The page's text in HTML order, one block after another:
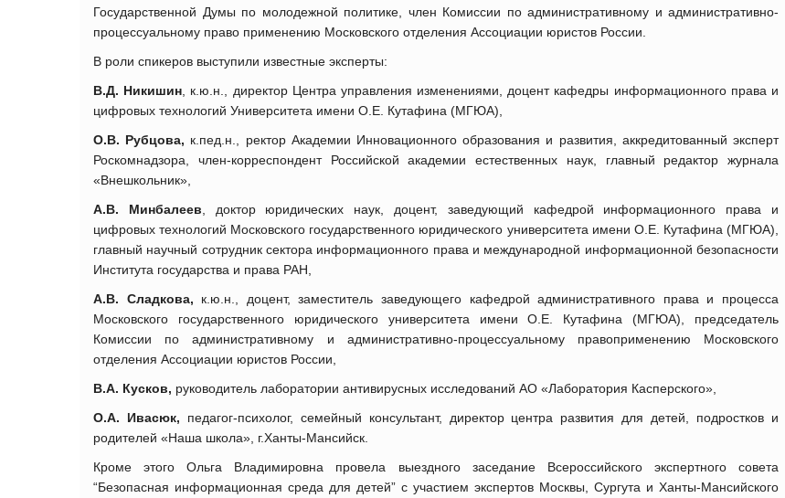
Государственной Думы по молодежной политике, член Комиссии по административному и административно-
процессуальному право применению Московского отделения Ассоциации юристов России.
В роли спикеров выступили известные эксперты:
В.Д. Никишин , к.ю.н., директор Центра управления изменениями, доцент кафедры информационного права и
цифровых технологий Университета имени О.Е. Кутафина (МГЮА),
О.В. Рубцова, к.пед.н., ректор Академии Инновационного образования и развития, аккредитованный эксперт
Роскомнадзора, член-корреспондент Российской академии естественных наук, главный редактор журнала
«Внешкольник»,
А.В. Минбалеев , доктор юридических наук, доцент, заведующий кафедрой информационного права и
цифровых технологий Московского государственного юридического университета имени О.Е. Кутафина (МГЮА),
главный научный сотрудник сектора информационного права и международной информационной безопасности
Института государства и права РАН,
А.В. Сладкова, к.ю.н., доцент, заместитель заведующего кафедрой административного права и процесса
Московского государственного юридического университета имени О.Е. Кутафина (МГЮА), председатель
Комиссии по административному и административно-процессуальному правоприменению Московского
отделения Ассоциации юристов России,
В.А. Кусков, руководитель лаборатории антивирусных исследований АО «Лаборатория Касперского»,
О.А. Ивасюк, педагог-психолог, семейный консультант, директор центра развития для детей, подростков и
родителей «Наша школа», г.Ханты-Мансийск.
Кроме этого Ольга Владимировна провела выездного заседание Всероссийского экспертного совета
“Безопасная информационная среда для детей” с участием экспертов Москвы, Сургута и Ханты-Мансийского